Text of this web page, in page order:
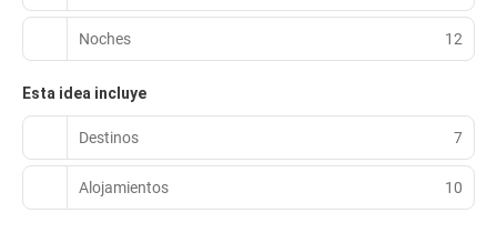
Noches 12
Esta idea incluye
Destinos 7
Alojamientos 10